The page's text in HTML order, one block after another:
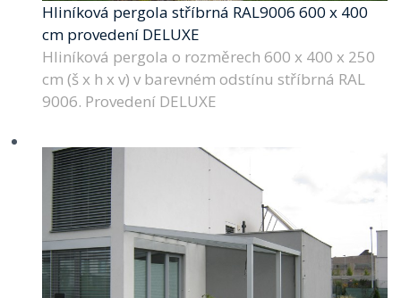
Hliníková pergola stříbrná RAL9006 600 x 400
cm provedení DELUXE
Hliníková pergola o rozměrech 600 x 400 x 250
cm (š x h x v) v barevném odstínu stříbrná RAL
9006. Provedení DELUXE